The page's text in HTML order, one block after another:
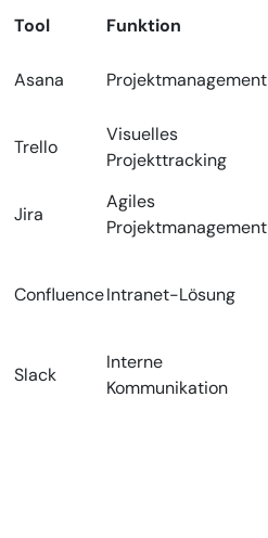
Tool
Funktion
Asana Projektmanagement
Trello
Visuelles
Projekttracking
Jira
Agiles
Projektmanagement
ConfluenceIntranet-Lösung
Slack
Interne
Kommunikation